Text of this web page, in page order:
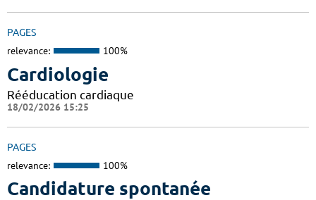
PAGES
relevance: 100%
Cardiologie
Rééducation cardiaque
18/02/2026 15:25
PAGES
relevance: 100%
Candidature spontanée